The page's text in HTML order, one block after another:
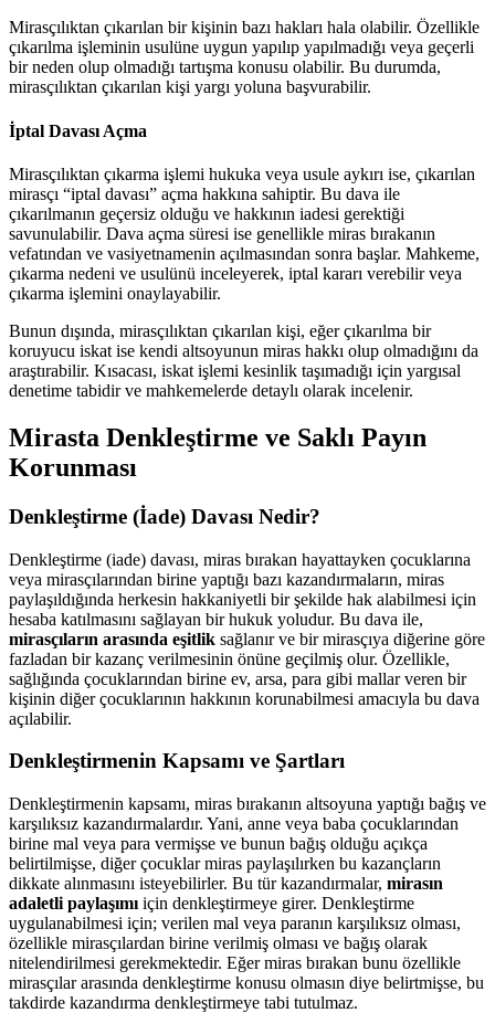
Mirasçılıktan çıkarılan bir kişinin bazı hakları hala olabilir. Özellikle
çıkarılma işleminin usulüne uygun yapılıp yapılmadığı veya geçerli
bir neden olup olmadığı tartışma konusu olabilir. Bu durumda,
mirasçılıktan çıkarılan kişi yargı yoluna başvurabilir.
İptal Davası Açma
Mirasçılıktan çıkarma işlemi hukuka veya usule aykırı ise, çıkarılan
mirasçı “iptal davası” açma hakkına sahiptir. Bu dava ile
çıkarılmanın geçersiz olduğu ve hakkının iadesi gerektiği
savunulabilir. Dava açma süresi ise genellikle miras bırakanın
vefatından ve vasiyetnamenin açılmasından sonra başlar. Mahkeme,
çıkarma nedeni ve usulünü inceleyerek, iptal kararı verebilir veya
çıkarma işlemini onaylayabilir.
Bunun dışında, mirasçılıktan çıkarılan kişi, eğer çıkarılma bir
koruyucu iskat ise kendi altsoyunun miras hakkı olup olmadığını da
araştırabilir. Kısacası, iskat işlemi kesinlik taşımadığı için yargısal
denetime tabidir ve mahkemelerde detaylı olarak incelenir.
Mirasta Denkleştirme ve Saklı Payın
Korunması
Denkleştirme (İade) Davası Nedir?
Denkleştirme (iade) davası, miras bırakan hayattayken çocuklarına
veya mirasçılarından birine yaptığı bazı kazandırmaların, miras
paylaşıldığında herkesin hakkaniyetli bir şekilde hak alabilmesi için
hesaba katılmasını sağlayan bir hukuk yoludur. Bu dava ile,
mirasçıların arasında eşitlik sağlanır ve bir mirasçıya diğerine göre
fazladan bir kazanç verilmesinin önüne geçilmiş olur. Özellikle,
sağlığında çocuklarından birine ev, arsa, para gibi mallar veren bir
kişinin diğer çocuklarının hakkının korunabilmesi amacıyla bu dava
açılabilir.
Denkleştirmenin Kapsamı ve Şartları
Denkleştirmenin kapsamı, miras bırakanın altsoyuna yaptığı bağış ve
karşılıksız kazandırmalardır. Yani, anne veya baba çocuklarından
birine mal veya para vermişse ve bunun bağış olduğu açıkça
belirtilmişse, diğer çocuklar miras paylaşılırken bu kazançların
dikkate alınmasını isteyebilirler. Bu tür kazandırmalar, mirasın
adaletli paylaşımı için denkleştirmeye girer. Denkleştirme
uygulanabilmesi için; verilen mal veya paranın karşılıksız olması,
özellikle mirasçılardan birine verilmiş olması ve bağış olarak
nitelendirilmesi gerekmektedir. Eğer miras bırakan bunu özellikle
mirasçılar arasında denkleştirme konusu olmasın diye belirtmişse, bu
takdirde kazandırma denkleştirmeye tabi tutulmaz.